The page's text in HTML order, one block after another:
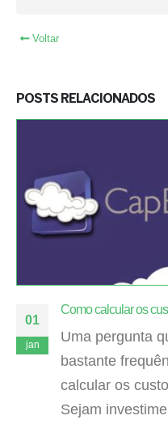
Voltar
POSTS RELACIONADOS
01
jan
Como calcular os
Uma pergunta
bastante
calcular os
Sejam